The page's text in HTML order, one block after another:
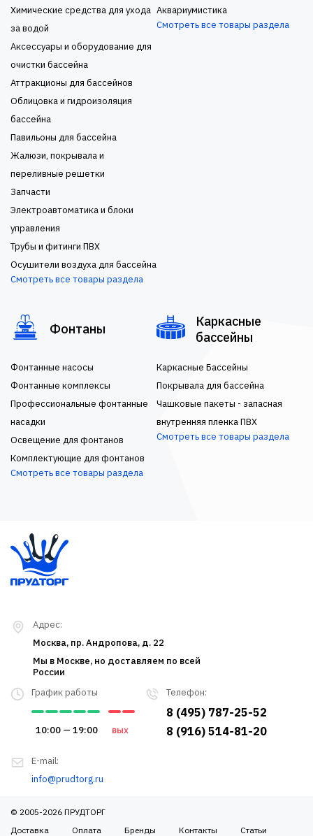
Химические средства для ухода
за водой
Аксессуары и оборудование для
очистки бассейна
Аттракционы для бассейнов
Облицовка и гидроизоляция
бассейна
Павильоны для бассейна
Жалюзи, покрывала и
переливные решетки
Запчасти
Электроавтоматика и блоки
управления
Трубы и фитинги ПВХ
Осушители воздуха для бассейна
Смотреть все товары раздела
Аквариумистика
Смотреть все товары раздела
Фонтаны
Фонтанные насосы
Фонтанные комплексы
Профессиональные фонтанные
насадки
Освещение для фонтанов
Комплектующие для фонтанов
Смотреть все товары раздела
Каркасные
бассейны
Каркасные Бассейны
Покрывала для бассейна
Чашковые пакеты - запасная
внутренняя пленка ПВХ
Смотреть все товары раздела
Телефон:
8 (495) 787-25-52
8 (916) 514-81-20
График работы
10:00 — 19:00 вых
E-mail:
info@prudtorg.ru
Адрес:
Москва, пр. Андропова, д. 22
Мы в Москве, но доставляем по всей
России
© 2005-2026 ПРУДТОРГ
Доставка
Оплата Бренды Контакты
Статьи